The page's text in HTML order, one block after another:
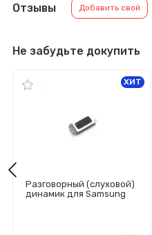
Отзывы Добавить свой
Не забудьте докупить
Разговорный (слуховой)
динамик для Samsung
ХИТ